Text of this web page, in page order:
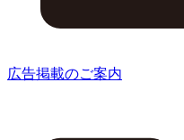
広告掲載のご案内